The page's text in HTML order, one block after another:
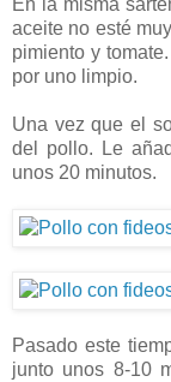
En la misma
aceite no esté
pimiento y
por uno limpio.
Una vez que el
del pollo. Le
unos 20 minutos.
Pasado este
junto unos 8-10